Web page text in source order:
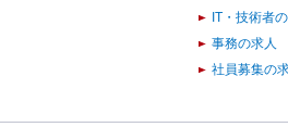
IT・技術者
事務の求人
社員募集の